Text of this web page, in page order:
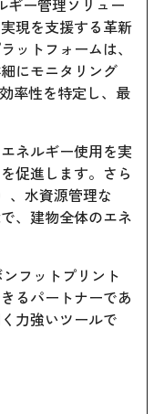
現を支援する革新
ットフォームは、
にモニタリング
率性を特定し、最
ネルギー使用を実
促進します。さら
、水資源管理な
、建物全体のエネ
フットプリント
るパートナーであ
力強いツールで